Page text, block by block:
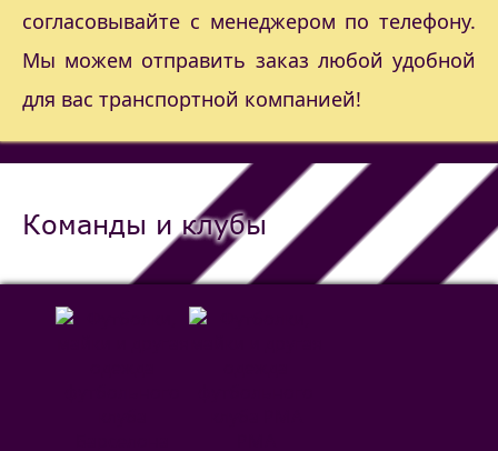
согласовывайте с менеджером по телефону.
Мы можем отправить заказ любой удобной
для вас транспортной компанией!
Команды и клубы